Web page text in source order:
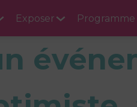
Exposer Programme